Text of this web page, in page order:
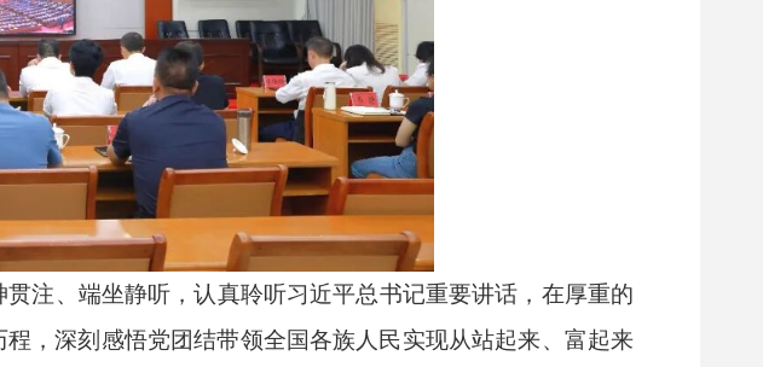
注、端坐静听，认真聆听习近平总书记重要讲话，在厚重的
，深刻感悟党团结带领全国各族人民实现从站起来、富起来